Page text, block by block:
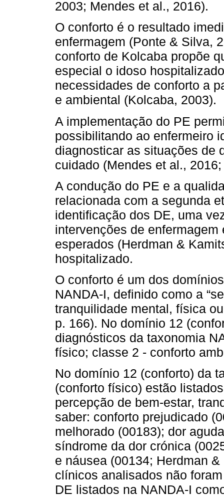
2003; Mendes et al., 2016).
O conforto é o resultado
enfermagem (Ponte & Silva,
conforto de Kolcaba propõe
especial o idoso
necessidades de conforto a
e ambiental (Kolcaba, 2003).
A implementação do PE
possibilitando ao enfermeiro
diagnosticar as situações de
cuidado (Mendes et al.,
A condução do PE e a
relacionada com a segunda
identificação dos DE, uma
intervenções de
esperados (Herdman &
hospitalizado.
O conforto é um dos
NANDA-I, definido como a
tranquilidade mental, física
p. 166). No domínio 12
diagnósticos da taxonomia
físico; classe 2 - conforto
No domínio 12 (conforto) da
(conforto físico) estão
percepção de bem-estar,
saber: conforto prejudicado
melhorado (00183); dor
síndrome da dor crónica
e náusea (00134; Herdman
clínicos analisados não
DE listados na NANDA-I